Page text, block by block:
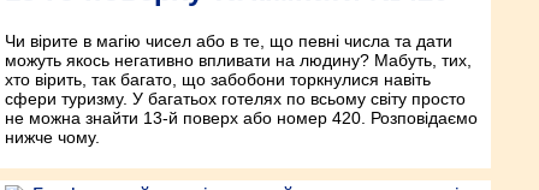
Чи вірите в магію чисел або в те, що певні числа та дати
можуть якось негативно впливати на людину? Мабуть, тих,
хто вірить, так багато, що забобони торкнулися навіть
сфери туризму. У багатьох готелях по всьому світу просто
не можна знайти 13-й поверх або номер 420. Розповідаємо
нижче чому.